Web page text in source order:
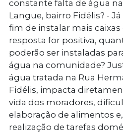
constante falta de água
Langue, bairro Fidélis? -
fim de instalar mais caixas
resposta for positiva,
poderão ser instaladas
água na comunidade?
água tratada na Rua
Fidélis, impacta
vida dos moradores,
elaboração de alimentos
realização de tarefas